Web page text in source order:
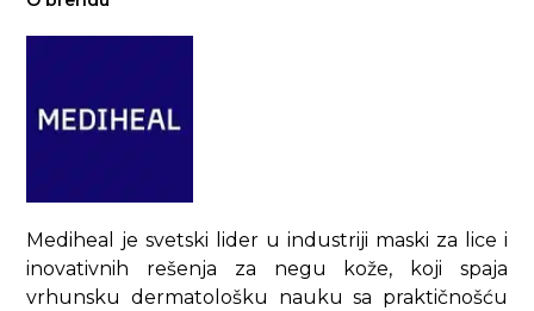
Mediheal je svetski lider u industriji maski za lice i
inovativnih rešenja za negu kože, koji spaja
vrhunsku dermatološku nauku sa praktičnošću